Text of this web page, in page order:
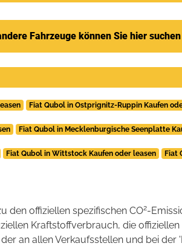
Fahrzeuge können Sie hier suchen
Fiat Qubol in Ostprignitz-Ruppin Kaufen
Fiat Qubol in Mecklenburgische Seenplatte
Fiat Qubol in Wittstock Kaufen oder leasen Fiat
den offiziellen spezifischen CO2-
Kraftstoffverbrauch, die offiziellen
an allen Verkaufsstellen und bei